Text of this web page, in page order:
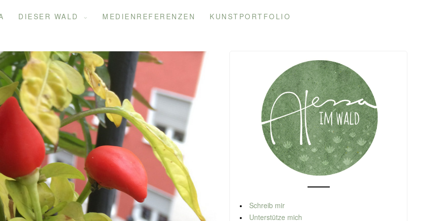
DIESER WALD MEDIENREFERENZEN KUNSTPORTFOLIO
Schreib mir
Unterstütze mich